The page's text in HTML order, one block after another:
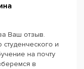
Ваш отзыв.
и
на почту
в